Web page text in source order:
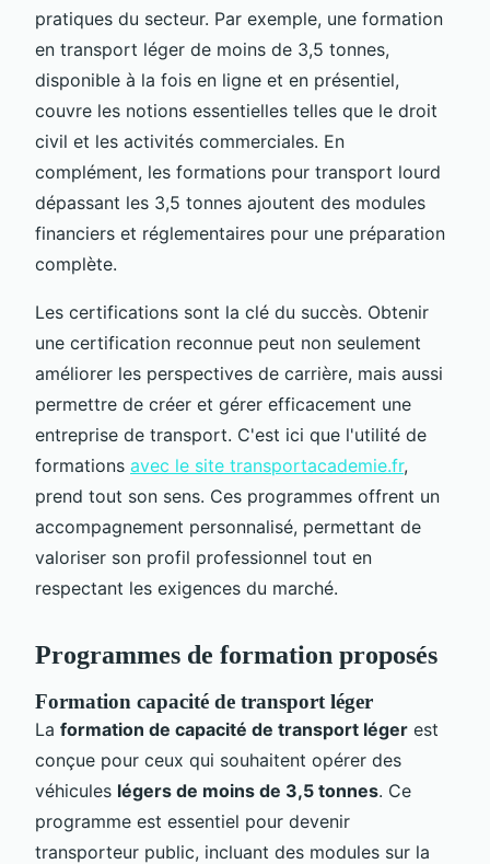
pratiques du secteur. Par exemple, une formation
en transport léger de moins de 3,5 tonnes,
disponible à la fois en ligne et en présentiel,
couvre les notions essentielles telles que le droit
civil et les activités commerciales. En
complément, les formations pour transport lourd
dépassant les 3,5 tonnes ajoutent des modules
financiers et réglementaires pour une préparation
complète.
Les certifications sont la clé du succès. Obtenir
une certification reconnue peut non seulement
améliorer les perspectives de carrière, mais aussi
permettre de créer et gérer efficacement une
entreprise de transport. C'est ici que l'utilité de
formations avec le site transportacademie.fr,
prend tout son sens. Ces programmes offrent un
accompagnement personnalisé, permettant de
valoriser son profil professionnel tout en
respectant les exigences du marché.
Programmes de formation proposés
Formation capacité de transport léger
La formation de capacité de transport léger est
conçue pour ceux qui souhaitent opérer des
véhicules légers de moins de 3,5 tonnes. Ce
programme est essentiel pour devenir
transporteur public, incluant des modules sur la